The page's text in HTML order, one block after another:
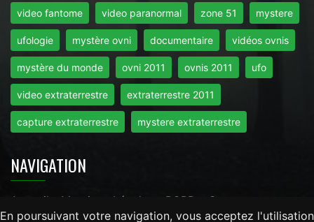
En poursuivant votre navigation, vous acceptez l'utilisation
video fantome video paranormal zone 51 mystere
ufologie mystère ovni documentaire vidéos ovnis
mystère du monde ovni 2011 ovnis 2011 ufo
video extraterrestre extraterrestre 2011
capture extraterrestre mystere extraterrestre
NAVIGATION
Accueil Mentions Légales RGPD Contact